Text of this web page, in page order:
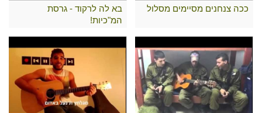
ככה צנחנים מסיימים מסלול
בא לה לרקוד - גרסת
המ"כיות!